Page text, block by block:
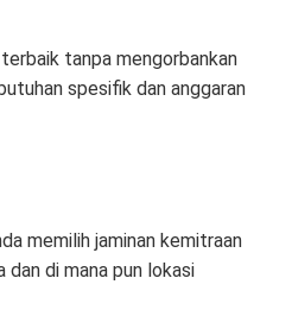
tanpa mengorbankan
spesifik dan anggaran
memilih jaminan kemitraan
dan di mana pun lokasi